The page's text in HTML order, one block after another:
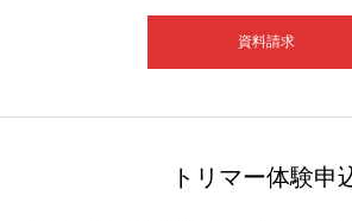
資料請求
トリマー体験申